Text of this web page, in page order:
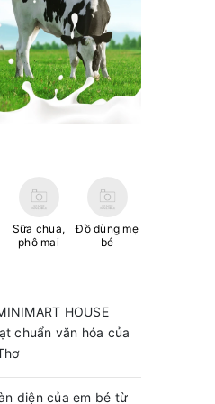
Sữa chua,
phô mai
Đồ dùng mẹ
bé
HOUSE
chuẩn văn hóa của
diện của em bé từ